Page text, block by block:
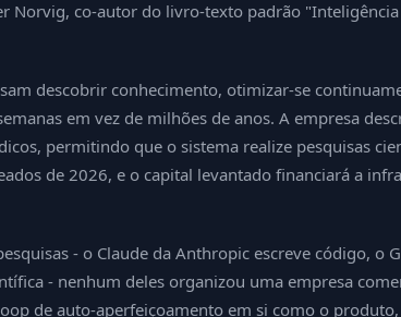
Norvig, co-autor do livro-texto padrão
descobrir conhecimento, otimizar-se
em vez de milhões de anos. A empresa
permitindo que o sistema realize pesquisas
de 2026, e o capital levantado financiará a
- o Claude da Anthropic escreve código, o
- nenhum deles organizou uma empresa
de auto-aperfeiçoamento em si como o